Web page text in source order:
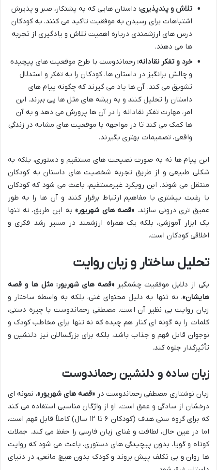
تلاش و پندپذیری: داستان هایی که به پشتکار، صبر و پذیرش
اشتباهات برای رسیدن به موفقیت تاکید می کنند، به کودکان
درس های ارزشمندی درباره اهمیت تلاش و یادگیری از تجربه
ها می دهند.
خرد و تفکر نقادانه: رحماندوست با طرح موقعیت های پیچیده
و چالش برانگیز در داستان ها، کودکان را به تفکر و استدلال
تشویق می کند. آن ها یاد می گیرند که چگونه پیام های
داستان را تحلیل کنند و به ریشه های مثل ها پی ببرند. این
امر، مهارت تفکر نقادانه را در آن ها پرورش می دهد و به آن
ها کمک می کند تا در مواجهه با موقعیت های مشابه در زندگی
واقعی، تصمیمات بهتری بگیرند.
این پیام ها نه به صورت نصیحت های مستقیم و دستوری، بلکه به
شکلی طبیعی و از طریق تجربه شخصیت های داستان به کودکان
منتقل می شوند. این رویکرد غیرمستقیم، باعث می شود که کودکان
با رغبت بیشتری با مفاهیم ارتباط برقرار کنند و آن ها را به طور
عمیق تری درونی سازند. «قصه های شهریور»به این طریق، نه تنها
یک ابزار آموزشی، بلکه یک همراه ارزشمند در مسیر رشد فکری و
اخلاقی کودکان است.
تحلیل ساختار و زبان روایت
یکی از دلایل موفقیت چشمگیر «قصه های شهریور: مثل ها و قصه
هایشان»، نه تنها به دلیل محتوای غنی، بلکه به واسطه ساختار و
زبان روایت بی نظیر آن است. مصطفی رحماندوست با چیره دستی،
کلمات را به گونه ای کنار هم چیده که نه تنها برای مخاطب کودک و
نوجوان قابل فهم و جذاب باشد، بلکه برای بزرگسالان نیز دلنشین و
تأثیرگذار جلوه کند.
زبان ساده و دلنشین رحماندوست
زبان نوشتاری مصطفی رحماندوست در «قصه های شهریور»، نمونه ای
درخشان از سادگی و عمق است. او از واژگان مناسبی استفاده می کند
که برای گروه سنی هدف (کودکان ۶ تا ۱۲ سال) کاملاً قابل فهم است،
اما در عین حال، لطافت و غنای زبان فارسی را حفظ می کند. جملات
کوتاه و گویا، بدون پیچیدگی های دستوری، باعث می شود که روایت
ها روان و بی تکلف پیش بروند و کودک بدون هیچ مانعی، در دنیای